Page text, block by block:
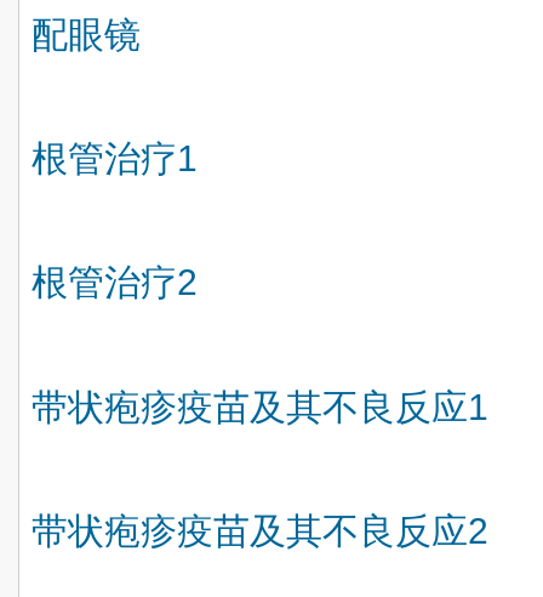
配眼镜
根管治疗1
根管治疗2
带状疱疹疫苗及其不良反应1
带状疱疹疫苗及其不良反应2